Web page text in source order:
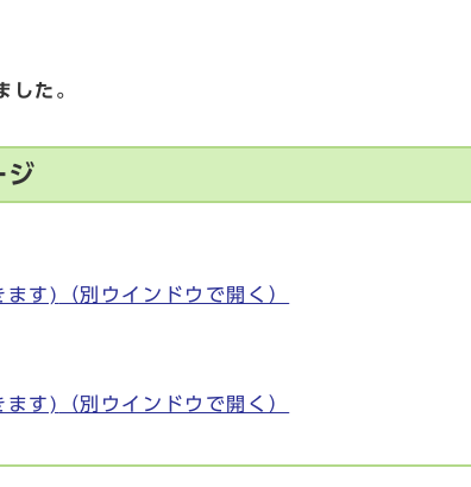
した。
ジ
ます) （別ウインドウで開く）
ます) （別ウインドウで開く）